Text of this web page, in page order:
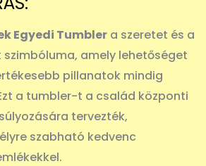
Egyedi Tumbler a szeretet és a
amely lehetőséget
pillanatok mindig
a tumbler-t a család központi
tervezték,
szabható kedvenc